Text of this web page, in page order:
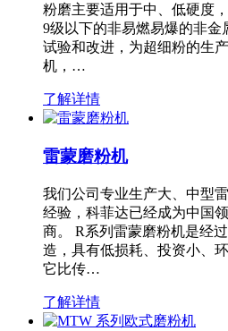
粉磨主要适用于中、低硬度
9级以下的非易燃易爆的非金
试验和改进，为超细粉的生
机，…
了解详情
雷蒙磨粉机
我们公司专业生产大、中型
经验，科菲达已经成为中国
商。 R系列雷蒙磨粉机是经
造，具有低损耗、投资小、
它比传…
了解详情